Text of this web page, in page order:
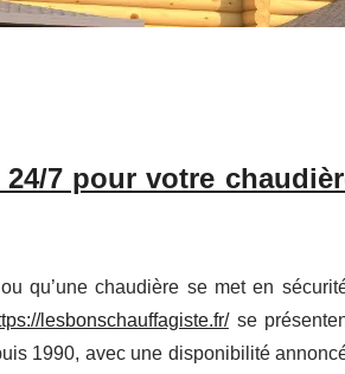
7 pour votre
qu’une chaudière se met en
lesbonschauffagiste.fr/se
1990, avec une disponibilité